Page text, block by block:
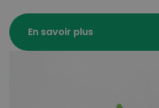
En savoir plus